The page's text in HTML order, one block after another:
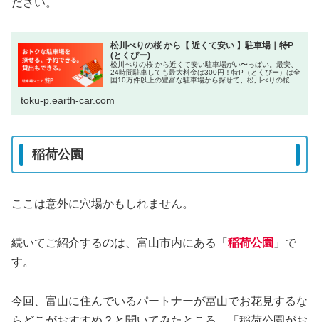
松川べりの桜 から【 近くて安い 】駐車場｜特P
(とくぴー)
松川べりの桜 から近くて安い駐車場がい〜っぱい。最安、
24時間駐車しても最大料金は300円！特P（とくぴー）は全
国10万件以上の豊富な駐車場から探せて、松川べりの桜 周
toku-p.earth-car.com
稲荷公園
ここは意外に穴場かもしれません。
続いてご紹介するのは、富山市内にある「 稲荷公園 」で
す。
今回、富山に住んでいるパートナーが冨山でお花見するな